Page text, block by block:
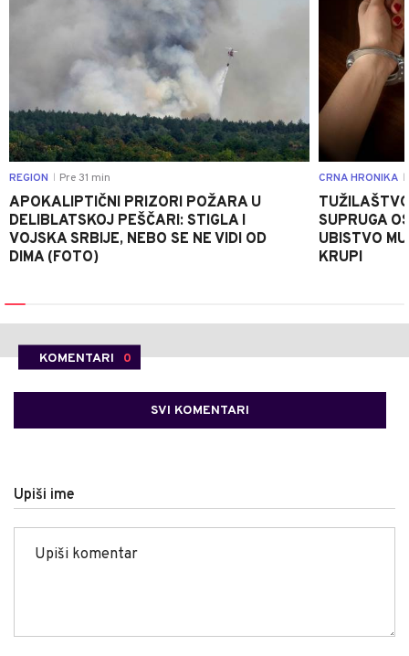
REGION Pre 31 min
APOKALIPTIČNI PRIZORI POŽARA U
DELIBLATSKOJ PEŠČARI: STIGLA I
VOJSKA SRBIJE, NEBO SE NE VIDI OD
DIMA (FOTO)
CRNA HRONIKA
SUPRUGA
UBISTVO
KRUPI
KOMENTARI 0
SVI KOMENTARI
Upiši ime